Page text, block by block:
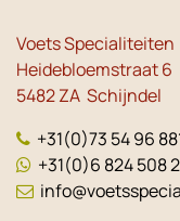
Voets Specialiteiten
Heidebloemstraat 6
5482 ZA Schijndel
+31(0)73 54 96
+31(0)6 824 508